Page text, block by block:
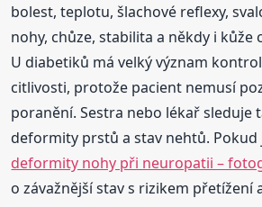
bolest, teplotu, šlachové reflexy,
nohy, chůze, stabilita a někdy i kůže
U diabetiků má velký význam
citlivosti, protože pacient nemusí
poranění. Sestra nebo lékař sleduje
deformity prstů a stav nehtů.
deformity nohy při neuropatii –
o závažnější stav s rizikem přetížení